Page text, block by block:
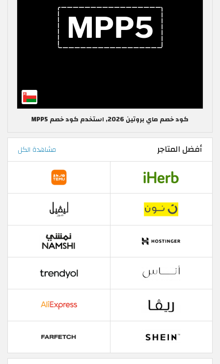
كود خصم ماي بروتين 2026, استخدم كود خصم MPP5
أفضل المتاجر مشاهدة الكل